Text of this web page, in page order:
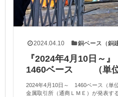
2024.04.10 銅ベース（銅
『2024年4月10日～
1460ベース （単位
2024年4月10日～ 1460ベース（単
金属取引所（通商ＬＭＥ）が発表す